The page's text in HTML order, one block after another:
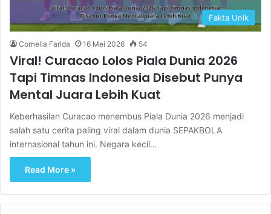
Fakta Unik
Cornelia Farida 16 Mei 2026 54
Viral! Curacao Lolos Piala Dunia 2026
Tapi Timnas Indonesia Disebut Punya
Mental Juara Lebih Kuat
Keberhasilan Curacao menembus Piala Dunia 2026 menjadi
salah satu cerita paling viral dalam dunia SEPAKBOLA
internasional tahun ini. Negara kecil…
Read More »